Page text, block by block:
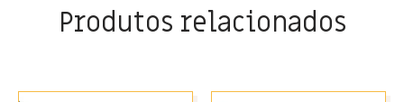
Produtos relacionados